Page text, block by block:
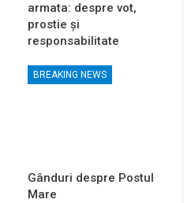
armata: despre vot,
prostie și
responsabilitate
BREAKING NEWS
Gânduri despre Postul
Mare